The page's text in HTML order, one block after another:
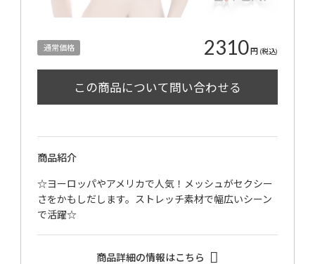
通常価格 2310円 (税込)
商品紹介
☆ヨーロッパやアメリカで人気！メッシュがセクシー
さをかもしだします。ストレッチ素材で幅広いシーン
で活躍☆
商品詳細の情報はこちら